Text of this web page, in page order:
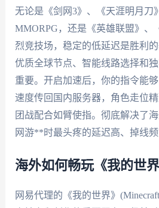
无论是《剑网3》、《天涯明月刀
MMORPG，还是《英雄联盟》、
烈竞技场，稳定的低延迟是胜利
优质全球节点、智能线路选择和
重要。开启加速后，你的指令能
速度传回国内服务器，角色走位精
团战配合如臂使指。彻底解决了
网游**时最头疼的延迟高、掉线频
海外如何畅玩《我的世界
网易代理的《我的世界》